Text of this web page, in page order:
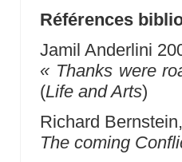
Références
Jamil Anderlini
« Thanks were
(Life and Arts)
Richard
The coming